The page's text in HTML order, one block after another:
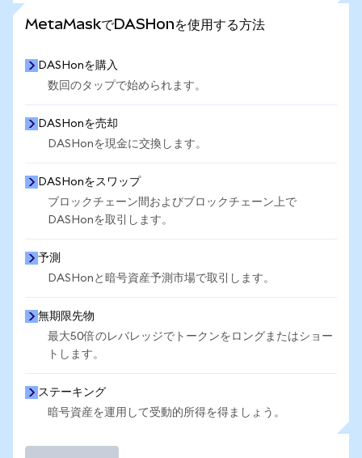
MetaMaskでDASHonを使用する方法
DASHonを購入
数回のタップで始められます。
DASHonを売却
DASHonを現金に交換します。
DASHonをスワップ
ブロックチェーン間およびブロックチェーン上で
DASHonを取引します。
予測
DASHonと暗号資産予測市場で取引します。
無期限先物
最大50倍のレバレッジでトークンをロングまたはショー
トします。
ステーキング
暗号資産を運用して受動的所得を得ましょう。